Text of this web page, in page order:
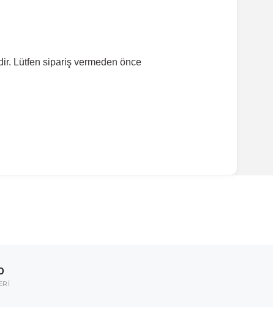
Lütfen sipariş vermeden önce
veya şasi numarası ile uyumluluğu kontrol